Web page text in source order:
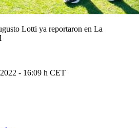
Lotti ya reportaron en La
- 16:09 h CET